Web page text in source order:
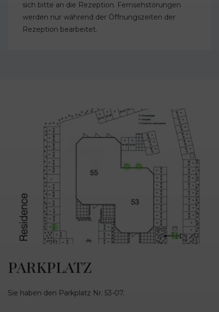
sich bitte an die Rezeption. Fernsehstörungen
werden nur während der Öffnungszeiten der
Rezeption bearbeitet.
PARKPLATZ
Sie haben den Parkplatz Nr. 53-07.